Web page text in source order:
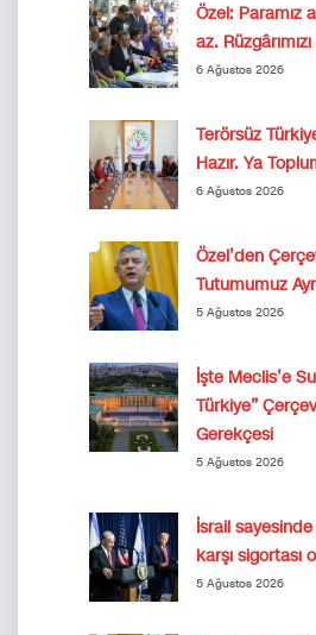
Özel: Paramız
az.
6 Ağustos 2026
Terörsüz
Hazır. Ya
6 Ağustos 2026
Özel’den
Tutumumuz
5 Ağustos 2026
İşte Meclis’e
Türkiye”
Gerekçesi
5 Ağustos 2026
İsrail sayesinde
karşı sigortası
5 Ağustos 2026